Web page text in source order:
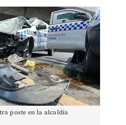
poste en la alcaldía